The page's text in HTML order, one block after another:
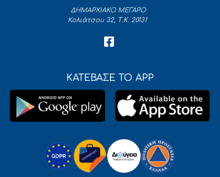
ΔΗΜΑΡΧΙΑΚΟ ΜΕΓΑΡΟ
Κολιάτσου 32, Τ.Κ. 20131
ΚΑΤΕΒΑΣΕ ΤΟ APP